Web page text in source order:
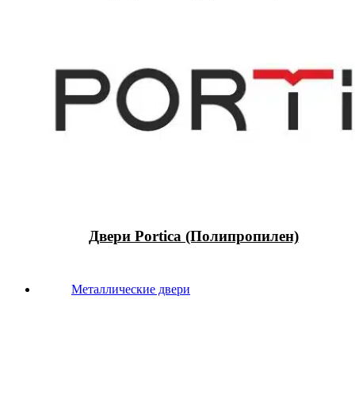
Двери Portica (Полипропилен)
Металлические двери